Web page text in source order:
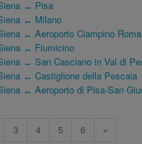
↔ Pisa
↔ Milano
↔ Aeroporto Ciampino
↔ Fiumicino
↔ San Casciano in Val di
↔ Castiglione della Pescaia
↔ Aeroporto di Pisa-San
3 4 5 6 »